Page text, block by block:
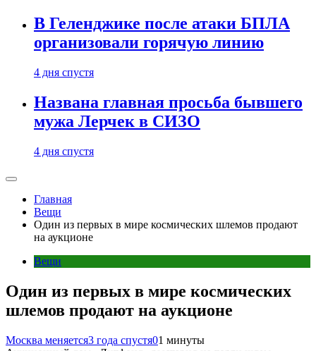
В Геленджике после атаки БПЛА
организовали горячую линию
4 дня спустя
Названа главная просьба бывшего
мужа Лерчек в СИЗО
4 дня спустя
Главная
Вещи
Один из первых в мире космических шлемов продают
на аукционе
Вещи
Один из первых в мире космических
шлемов продают на аукционе
Москва меняется3 года спустя01 минуты